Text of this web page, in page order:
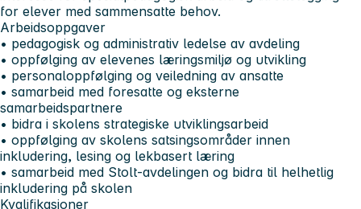
for elever med sammensatte behov.
Arbeidsoppgaver
• pedagogisk og administrativ ledelse av avdeling
• oppfølging av elevenes læringsmiljø og utvikling
• personaloppfølging og veiledning av ansatte
• samarbeid med foresatte og eksterne
samarbeidspartnere
• bidra i skolens strategiske utviklingsarbeid
• oppfølging av skolens satsingsområder innen
inkludering, lesing og lekbasert læring
• samarbeid med Stolt-avdelingen og bidra til helhetlig
inkludering på skolen
Kvalifikasjoner